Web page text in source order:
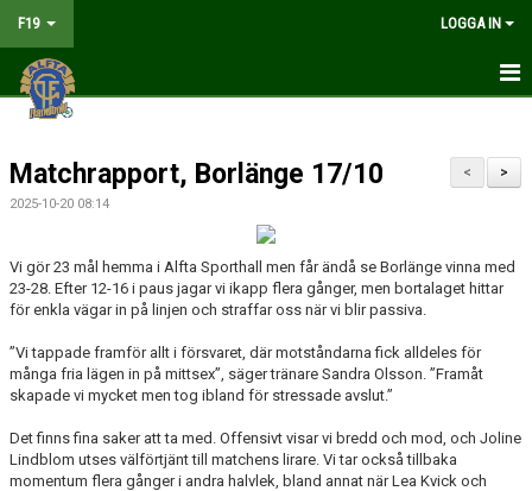
F19 LOGGA IN
HEM
NYHETER
KALENDER
BILDGALLERI
KONTAKT
>
<
Matchrapport, Borlänge 17/10
2025-10-20 08:14
Vi gör 23 mål hemma i Alfta Sporthall men får ändå se Borlänge vinna med
23-28. Efter 12-16 i paus jagar vi ikapp flera gånger, men bortalaget hittar
för enkla vägar in på linjen och straffar oss när vi blir passiva.
”Vi tappade framför allt i försvaret, där motståndarna fick alldeles för
många fria lägen in på mittsex”, säger tränare Sandra Olsson. ”Framåt
skapade vi mycket men tog ibland för stressade avslut.”
Det finns fina saker att ta med. Offensivt visar vi bredd och mod, och Joline
Lindblom utses välförtjänt till matchens lirare. Vi tar också tillbaka
momentum flera gånger i andra halvlek, bland annat när Lea Kvick och